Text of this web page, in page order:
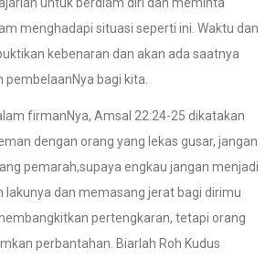
menghadapi situasi seperti ini. Waktu dan
kebenaran dan akan ada saatnya
pembelaanNya bagi kita.
firmanNya, Amsal 22:24-25 dikatakan
dengan orang yang lekas gusar, jangan
pemarah,supaya engkau jangan menjadi
lakunya dan memasang jerat bagi dirimu
pertengkaran, tetapi orang
perbantahan. Biarlah Roh Kudus